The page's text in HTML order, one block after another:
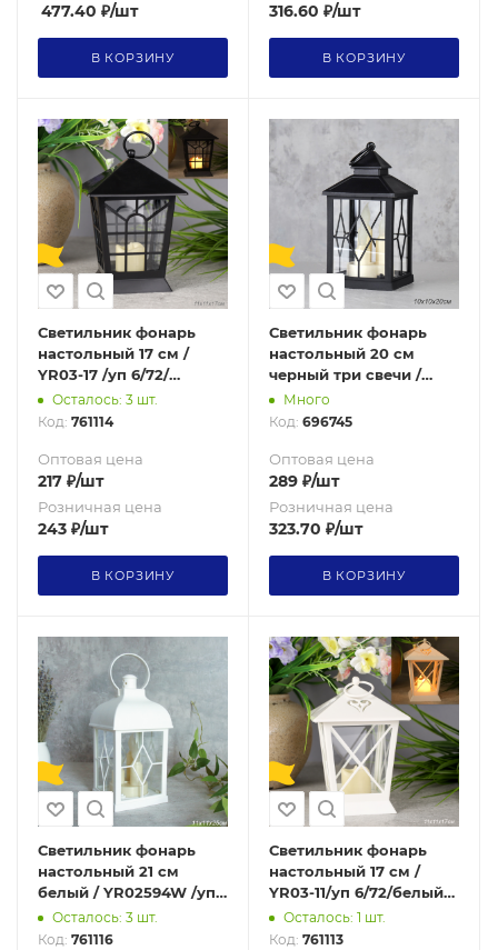
477.40 ₽/шт
В КОРЗИНУ
316.60 ₽/шт
В КОРЗИНУ
Светильник фонарь
настольный 17 см /
YR03-17 /уп 6/72/
черный от батареек
730723
Осталось: 3 шт.
Код: 761114
Оптовая цена
217 ₽/шт
Розничная цена
243 ₽/шт
В КОРЗИНУ
Светильник фонарь
настольный 20 см
черный три свечи /
W672-19 /уп 48/от
батареек
Много
Код: 696745
Оптовая цена
289 ₽/шт
Розничная цена
323.70 ₽/шт
В КОРЗИНУ
Светильник фонарь
настольный 21 см
белый / YR02594W /уп
48/от батареек 730660
Осталось: 3 шт.
Код: 761116
Светильник фонарь
настольный 17 см /
YR03-11/уп 6/72/белый
от батареек 730725
Осталось: 1 шт.
Код: 761113